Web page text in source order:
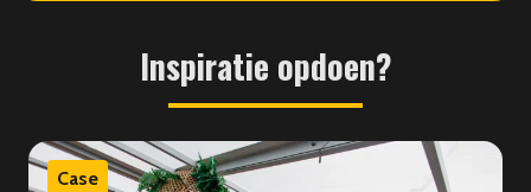
Inspiratie opdoen?
Case